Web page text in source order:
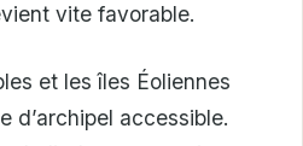
vite favorable.
et les îles Éoliennes
d’archipel accessible.